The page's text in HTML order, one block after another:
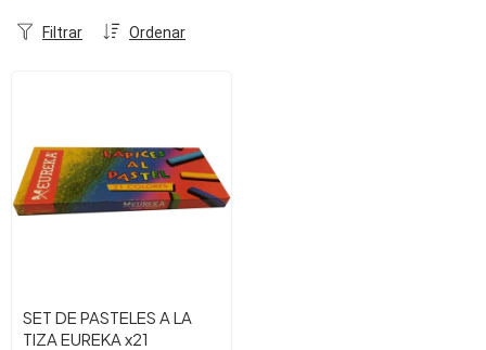
Ordenar
Filtrar
SET DE PASTELES A LA
TIZA EUREKA x21